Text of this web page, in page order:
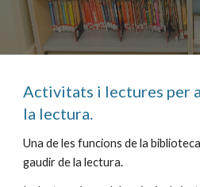
Activitats i lectures per
la lectura.
Una de les funcions de la
gaudir de la lectura.